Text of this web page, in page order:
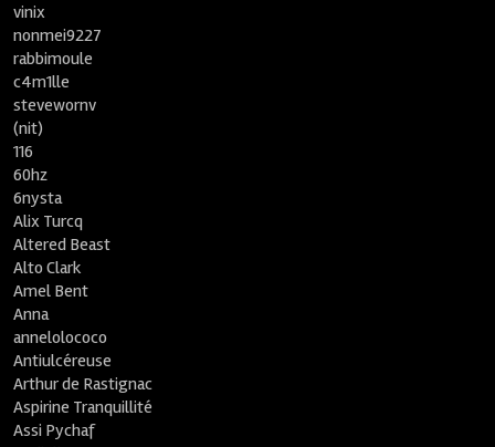
vinix
nonmei9227
rabbimoule
c4m1lle
stevewornv
(nit)
116
60hz
6nysta
Alix Turcq
Altered Beast
Alto Clark
Amel Bent
Anna
annelolococo
Antiulcéreuse
Arthur de Rastignac
Aspirine Tranquillité
Assi Pychaf